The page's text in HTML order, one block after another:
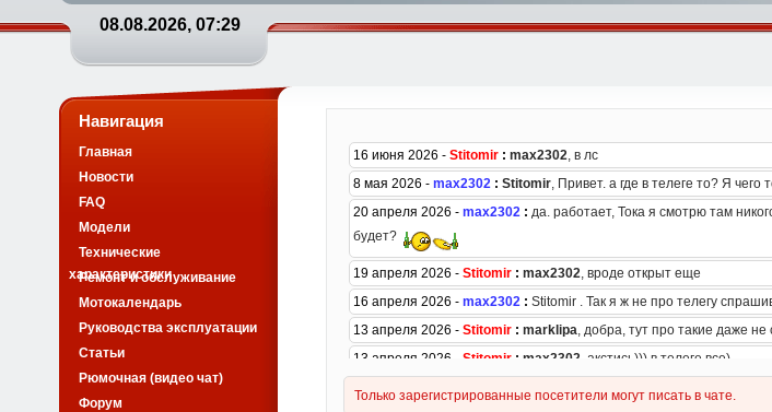
08.08.2026, 07:29
Навигация
Главная
Новости
FAQ
Модели
Технические
характеристики
Ремонт и обслуживание
Мотокалендарь
Руководства эксплуатации
Статьи
Рюмочная (видео чат)
Форум